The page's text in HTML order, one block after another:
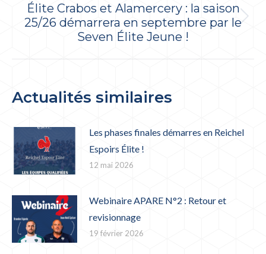
Article
suivant
:
Élite Crabos et Alamercery : la saison
25/26 démarrera en septembre par le
Seven Élite Jeune !
Actualités similaires
Les phases finales démarres en Reichel
Espoirs Élite !
12 mai 2026
Webinaire APARE N°2 : Retour et
revisionnage
19 février 2026